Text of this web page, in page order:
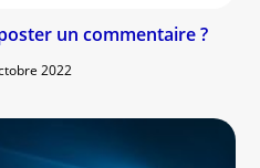
un commentaire ?
2022